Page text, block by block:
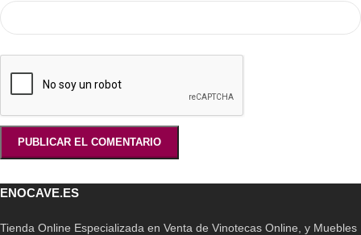
ENOCAVE.ES
Tienda Online Especializada en Venta de Vinotecas Online, y Muebles